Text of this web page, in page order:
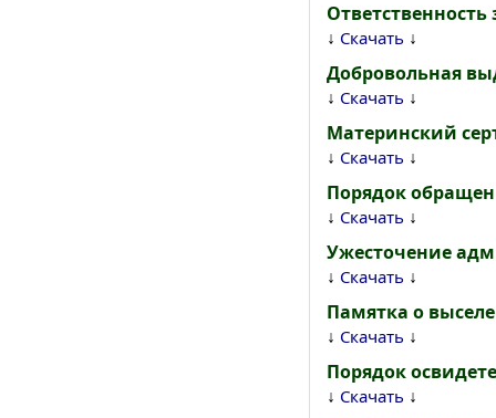
↓ Скачать ↓
Добровольная
↓ Скачать ↓
Материнский
↓ Скачать ↓
Порядок
↓ Скачать ↓
Ужесточение
↓ Скачать ↓
Памятка о
↓ Скачать ↓
Порядок
↓ Скачать ↓